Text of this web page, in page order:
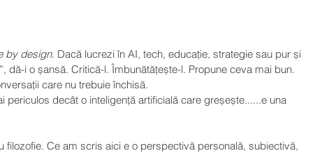
by design. Dacă lucrezi în AI, tech, educație, strategie sau pur și
dă-i o șansă. Critică-l. Îmbunătățește-l. Propune ceva mai bun.
care nu trebuie închisă.
periculos decât o inteligență artificială care greșește......e una
filozofie. Ce am scris aici e o perspectivă personală, subiectivă,